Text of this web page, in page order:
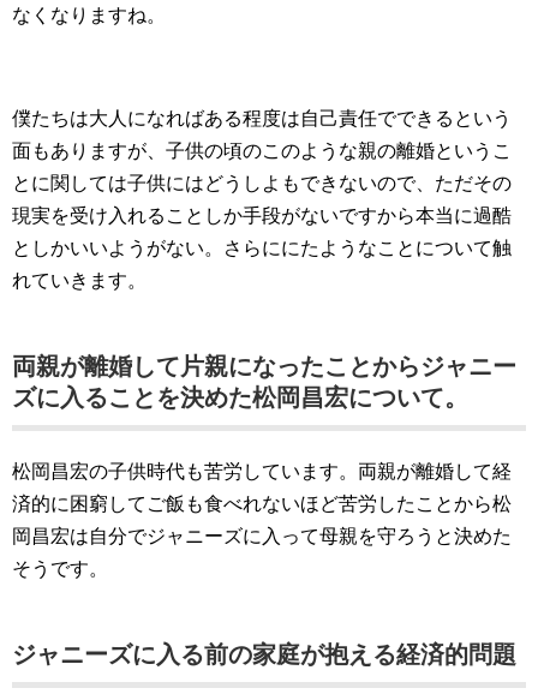
なくなりますね。
僕たちは大人になればある程度は自己責任でできるという
面もありますが、子供の頃のこのような親の離婚というこ
とに関しては子供にはどうしよもできないので、ただその
現実を受け入れることしか手段がないですから本当に過酷
としかいいようがない。さらににたようなことについて触
れていきます。
両親が離婚して片親になったことからジャニー
ズに入ることを決めた松岡昌宏について。
松岡昌宏の子供時代も苦労しています。両親が離婚して経
済的に困窮してご飯も食べれないほど苦労したことから松
岡昌宏は自分でジャニーズに入って母親を守ろうと決めた
そうです。
ジャニーズに入る前の家庭が抱える経済的問題